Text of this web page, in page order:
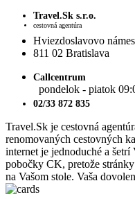
Travel.Sk s.r.o.
cestovná agentúra
Hviezdoslavovo
811 02 Bratislava
Callcentrum
pondelok - piatok
02/33 872 835
Travel.Sk je cestovná
renomovaných cestovných
internet je jednoduché a
pobočky CK, pretože
na Vašom stole. Vaša